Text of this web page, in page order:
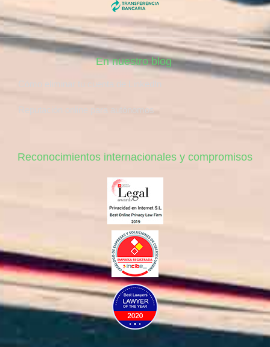
En nuestro blog
Reputación online para autónomos
Reconocimientos internacionales y compromisos